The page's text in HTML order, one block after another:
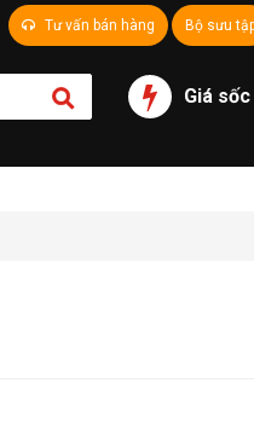
Tư vấn bán hàng Bộ sưu
Giá sốc